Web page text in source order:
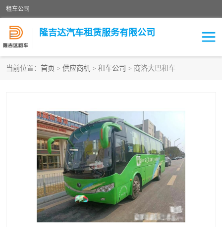
租车公司
隆吉达汽车租赁服务有限公司
当前位置： 首页 > 供应商机 > 租车公司 > 商洛大巴租车
大巴车